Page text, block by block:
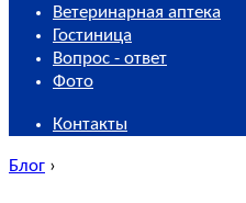
Ветеринарная аптека
Гостиница
Вопрос - ответ
Фото
Контакты
Блог ›